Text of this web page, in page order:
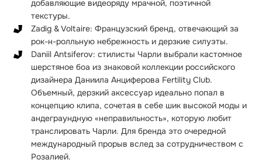
добавляющие видеоряду мрачной, поэтичной
текстуры.
Zadig & Voltaire: Французский бренд, отвечающий за
рок-н-ролльную небрежность и дерзкие силуэты.
Daniil Antsiferov: стилисты Чарли выбрали кастомное
шерстяное боа из знаковой коллекции российского
дизайнера Даниила Анциферова Fertility Club.
Объемный, дерзкий аксессуар идеально попал в
концепцию клипа, сочетая в себе шик высокой моды и
андеграундную «неправильность», которую любит
транслировать Чарли. Для бренда это очередной
международный прорыв вслед за сотрудничеством с
Розалией.